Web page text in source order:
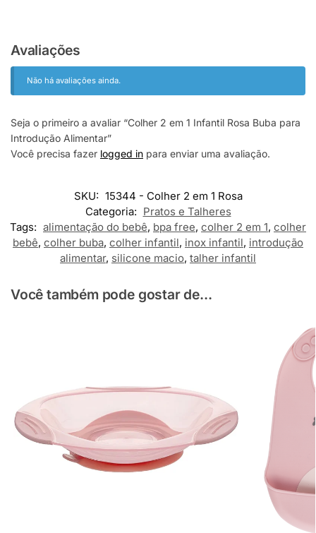
Avaliações
Não há avaliações ainda.
Seja o primeiro a avaliar “Colher 2 em 1 Infantil Rosa Buba para
Introdução Alimentar”
Você precisa fazer logged in para enviar uma avaliação.
SKU: 15344 - Colher 2 em 1 Rosa
Categoria: Pratos e Talheres
Tags: alimentação do bebê, bpa free, colher 2 em 1, colher
bebê, colher buba, colher infantil, inox infantil, introdução
alimentar, silicone macio, talher infantil
Você também pode gostar de...